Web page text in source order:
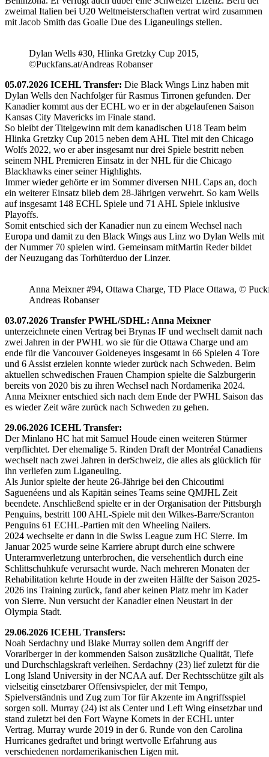
zweimal Italien bei U20 Weltmeisterschaften vertrat wird zusammen
mit Jacob Smith das Goalie Due des Liganeulings stellen.
Dylan Wells #30, Hlinka Gretzky Cup 2015,
©Puckfans.at/Andreas Robanser
05.07.2026 ICEHL Transfer: Die Black Wings Linz haben mit
Dylan Wells den Nachfolger für Rasmus Tirronen gefunden. Der
Kanadier kommt aus der ECHL wo er in der abgelaufenen Saison
Kansas City Mavericks im Finale stand.
So bleibt der Titelgewinn mit dem kanadischen U18 Team beim
Hlinka Gretzky Cup 2015 neben dem AHL Titel mit den Chicago
Wolfs 2022, wo er aber insgesamt nur drei Spiele bestritt neben
seinem NHL Premieren Einsatz in der NHL für die Chicago
Blackhawks einer seiner Highlights.
Immer wieder gehörte er im Sommer diversen NHL Caps an, doch
ein weiterer Einsatz blieb dem 28-Jährigen verwehrt. So kam Wells
auf insgesamt 148 ECHL Spiele und 71 AHL Spiele inklusive
Playoffs.
Somit entschied sich der Kanadier nun zu einem Wechsel nach
Europa und damit zu den Black Wings aus Linz wo Dylan Wells mit
der Nummer 70 spielen wird. Gemeinsam mitMartin Reder bildet
der Neuzugang das Torhüterduo der Linzer.
Anna Meixner #94, Ottawa Charge, TD Place Ottawa, ©
Andreas Robanser
03.07.2026 Transfer PWHL/SDHL: Anna Meixner
unterzeichnete einen Vertrag bei Brynas IF und wechselt damit nach
zwei Jahren in der PWHL wo sie für die Ottawa Charge und am
ende für die Vancouver Goldeneyes insgesamt in 66 Spielen 4 Tore
und 6 Assist erzielen konnte wieder zurück nach Schweden. Beim
aktuellen schwedischen Frauen Champion spielte die Salzburgerin
bereits von 2020 bis zu ihren Wechsel nach Nordamerika 2024.
Anna Meixner entschied sich nach dem Ende der PWHL Saison das
es wieder Zeit wäre zurück nach Schweden zu gehen.
29.06.2026 ICEHL Transfer:
Der Minlano HC hat mit Samuel Houde einen weiteren Stürmer
verpflichtet. Der ehemalige 5. Rinden Draft der Montréal Canadiens
wechselt nach zwei Jahren in derSchweiz, die alles als glücklich für
ihn verliefen zum Liganeuling.
Als Junior spielte der heute 26-Jährige bei den Chicoutimi
Saguenéens und als Kapitän seines Teams seine QMJHL Zeit
beendete. Anschließend spielte er in der Organisation der Pittsburgh
Penguins, bestritt 100 AHL-Spiele mit den Wilkes-Barre/Scranton
Penguins 61 ECHL-Partien mit den Wheeling Nailers.
2024 wechselte er dann in die Swiss League zum HC Sierre. Im
Januar 2025 wurde seine Karriere abrupt durch eine schwere
Unterarmverletzung unterbrochen, die versehentlich durch eine
Schlittschuhkufe verursacht wurde. Nach mehreren Monaten der
Rehabilitation kehrte Houde in der zweiten Hälfte der Saison 2025-
2026 ins Training zurück, fand aber keinen Platz mehr im Kader
von Sierre. Nun versucht der Kanadier einen Neustart in der
Olympia Stadt.
29.06.2026 ICEHL Transfers:
Noah Serdachny und Blake Murray sollen dem Angriff der
Vorarlberger in der kommenden Saison zusätzliche Qualität, Tiefe
und Durchschlagskraft verleihen. Serdachny (23) lief zuletzt für die
Long Island University in der NCAA auf. Der Rechtsschütze gilt als
vielseitig einsetzbarer Offensivspieler, der mit Tempo,
Spielverständnis und Zug zum Tor für Akzente im Angriffsspiel
sorgen soll. Murray (24) ist als Center und Left Wing einsetzbar und
stand zuletzt bei den Fort Wayne Komets in der ECHL unter
Vertrag. Murray wurde 2019 in der 6. Runde von den Carolina
Hurricanes gedraftet und bringt wertvolle Erfahrung aus
verschiedenen nordamerikanischen Ligen mit.